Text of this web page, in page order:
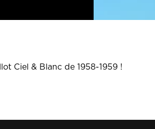
Ciel & Blanc de 1958-1959 !